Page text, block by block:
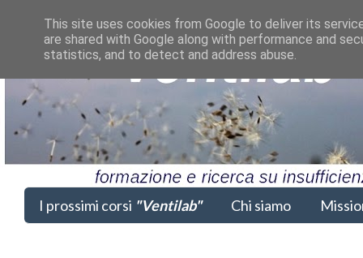
I prossimi corsi "Ventilab" Chi siamo
This site uses cookies from Google to deliver its
are shared with Google along with performance and
statistics, and to detect and address abuse.